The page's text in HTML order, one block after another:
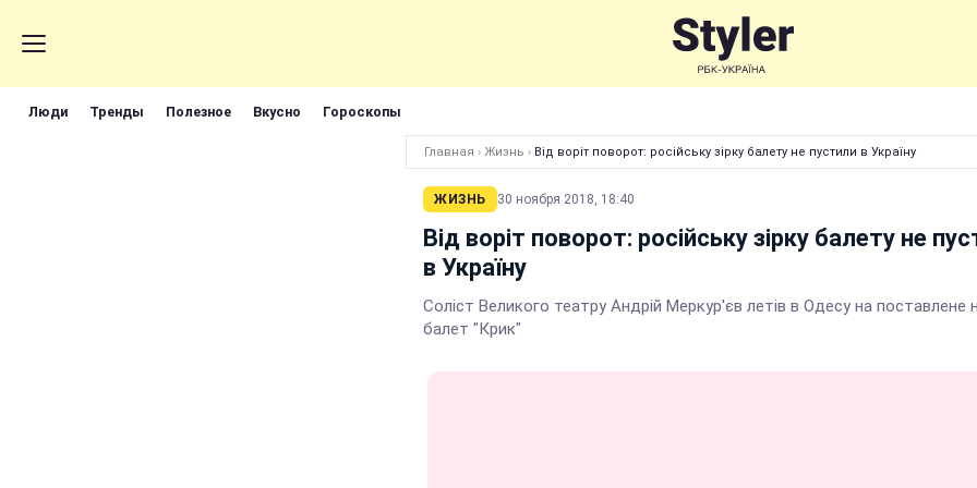
Люди Тренды Полезное Вкусно Гороскопы
Главная › Жизнь › Від воріт поворот: російську зірку балету не пустили в Україну
ЖИЗНЬ 30 ноября 2018, 18:40
Від воріт поворот: російську зірку балету не
в Україну
Соліст Великого театру Андрій Меркур'єв летів в Одесу на поставлене
балет "Крик"